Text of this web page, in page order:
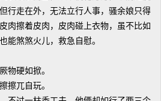
行走在外，无法立行人事，骚余娘只得
肉擦着皮肉，皮肉碰上衣物，虽不比如
能煞煞火儿，救急自慰。
硬如掀。
兀自玩。